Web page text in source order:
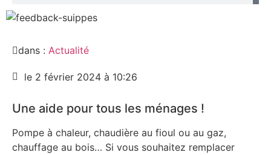
Une aide pour tous les ménages !
Pompe à chaleur, chaudière au fioul ou au gaz,
chauffage au bois… Si vous souhaitez remplacer
dans : Actualité
le 2 février 2024 à 10:26